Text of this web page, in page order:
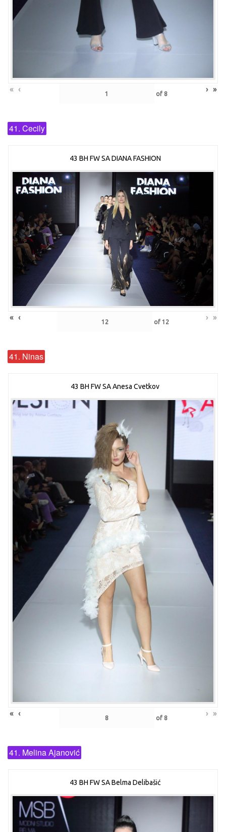
« ‹ of 8 › »
41. Cecily
43 BH FW SA DIANA FASHION
« ‹ of 12 › »
41. Ninas
43 BH FW SA Anesa Cvetkov
« ‹ of 8 › »
41. Melina Ajanović
43 BH FW SA Belma Delibašić